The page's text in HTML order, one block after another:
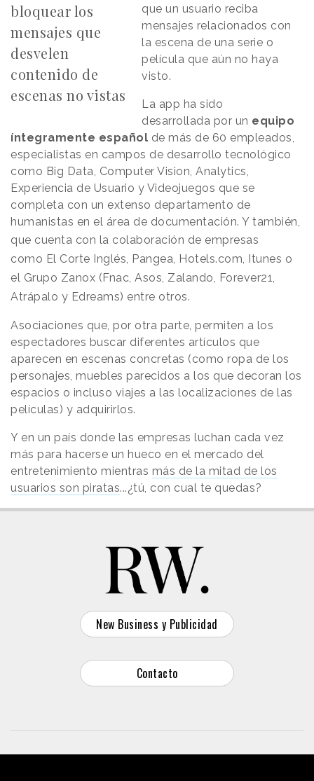
bloquear los
mensajes que
desvelen
contenido de
escenas no vistas
que un usuario reciba
mensajes relacionados con
la escena de una serie o
película que aún no haya
visto.
La app ha sido
desarrollada por un equipo
íntegramente español de más de 60 empleados,
especialistas en campos de desarrollo tecnológico
como Big Data, Computer Vision, Analytics,
Experiencia de Usuario y Videojuegos que se
completa con un extenso departamento de
humanistas en el área de documentación. Y también,
que cuenta con la colaboración de empresas
como El Corte Inglés, Pangea, Hotels.com, Itunes o
el Grupo Zanox (Fnac, Asos, Zalando, Forever21,
Atrápalo y Edreams) entre otros.
Asociaciones que, por otra parte, permiten a los
espectadores buscar diferentes artículos que
aparecen en escenas concretas (como ropa de los
personajes, muebles parecidos a los que decoran los
espacios o incluso viajes a las localizaciones de las
películas) y adquirirlos.
Y en un país donde las empresas luchan cada vez
más para hacerse un hueco en el mercado del
entretenimiento mientras más de la mitad de los
usuarios son piratas...¿tú, con cual te quedas?
New Business y Publicidad
Contacto
© 2026 Reason Why